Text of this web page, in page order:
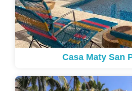
Casa Maty San